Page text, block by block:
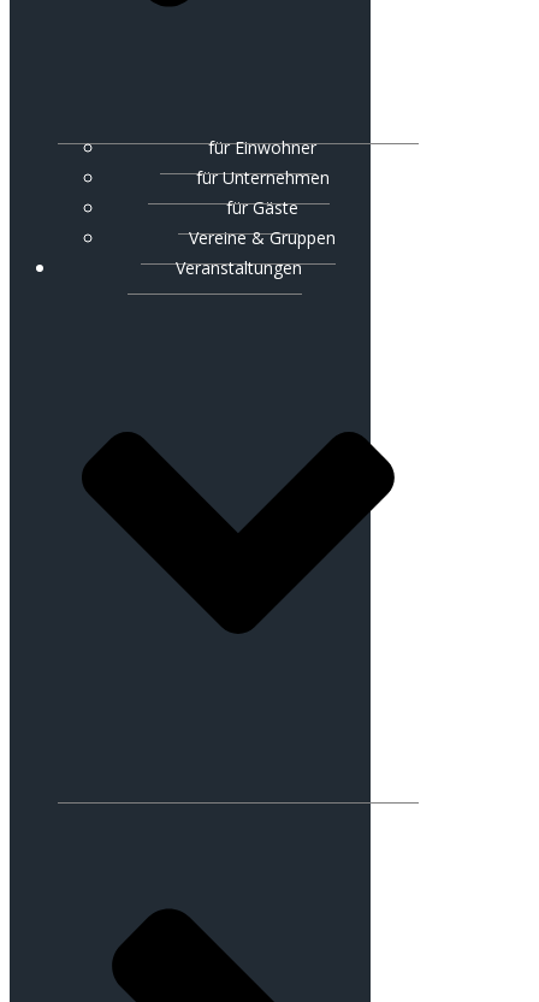
für Einwohner
für Unternehmen
für Gäste
Vereine & Gruppen
Veranstaltungen